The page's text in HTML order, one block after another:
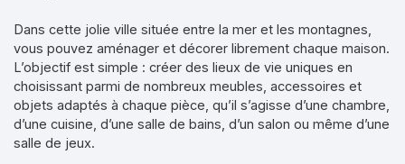
Dans cette jolie ville située entre la mer et les montagnes,
vous pouvez aménager et décorer librement chaque maison.
L’objectif est simple : créer des lieux de vie uniques en
choisissant parmi de nombreux meubles, accessoires et
objets adaptés à chaque pièce, qu’il s’agisse d’une chambre,
d’une cuisine, d’une salle de bains, d’un salon ou même d’une
salle de jeux.